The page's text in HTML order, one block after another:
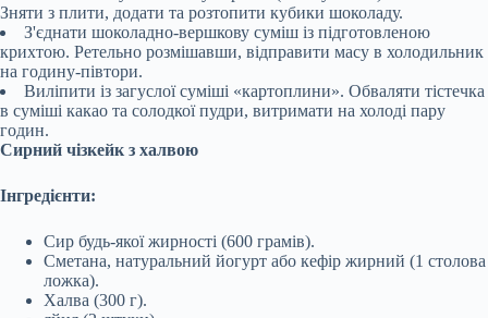
Зняти з плити, додати та розтопити кубики шоколаду.
З'єднати шоколадно-вершкову суміш із підготовленою
крихтою. Ретельно розмішавши, відправити масу в холодильник
на годину-півтори.
Виліпити із загуслої суміші «картоплини». Обваляти тістечка
в суміші какао та солодкої пудри, витримати на холоді пару
годин.
Сирний чізкейк з халвою
Інгредієнти:
Сир будь-якої жирності (600 грамів).
Сметана, натуральний йогурт або кефір жирний (1 столова
ложка).
Халва (300 г).